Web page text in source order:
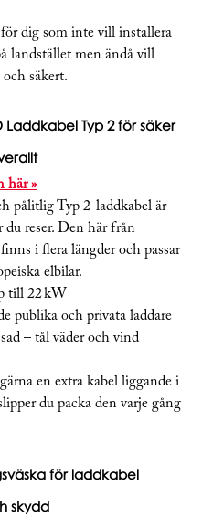
dig som inte vill installera
landstället men ändå vill
säkert.
Laddkabel Typ 2 för säker
här »
pålitlig Typ 2-laddkabel är
du reser. Den här från
i flera längder och passar
elbilar.
till 22 kW
publika och privata laddare
– tål väder och vind
en extra kabel liggande i
du packa den varje gång
för laddkabel
skydd